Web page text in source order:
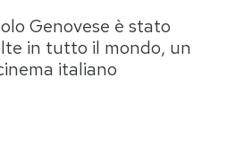
Media
Europa
Genovese è stato
in tutto il mondo, un
italiano